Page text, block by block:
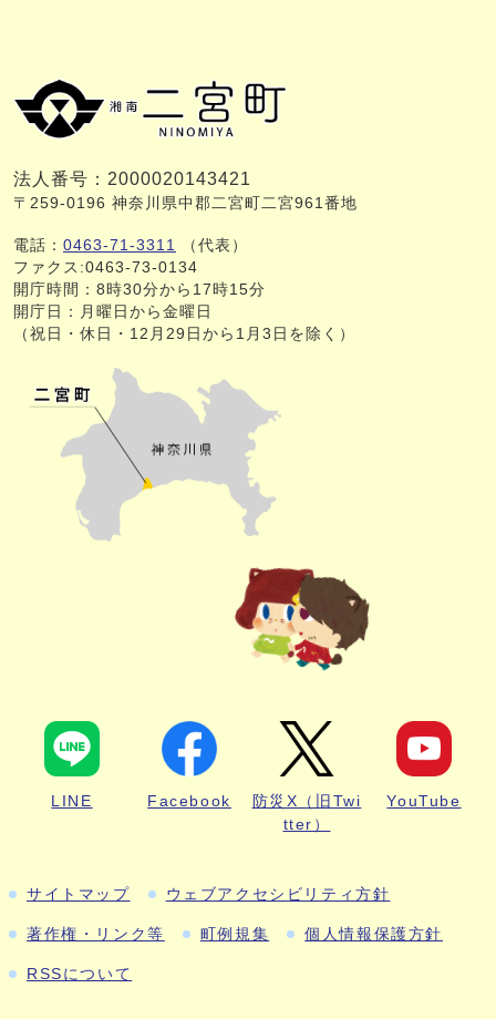
法人番号：2000020143421
〒259-0196 神奈川県中郡二宮町二宮961番地
電話： 0463-71-3311
（代表）
ファクス:0463-73-0134
開庁時間：8時30分から17時15分
開庁日：月曜日から金曜日
（祝日・休日・12月29日から1月3日を除く）
LINE Facebook
防災X（旧Twi
tter）
YouTube
サイトマップ ウェブアクセシビリティ方針
著作権・リンク等 町例規集 個人情報保護方針
RSSについて